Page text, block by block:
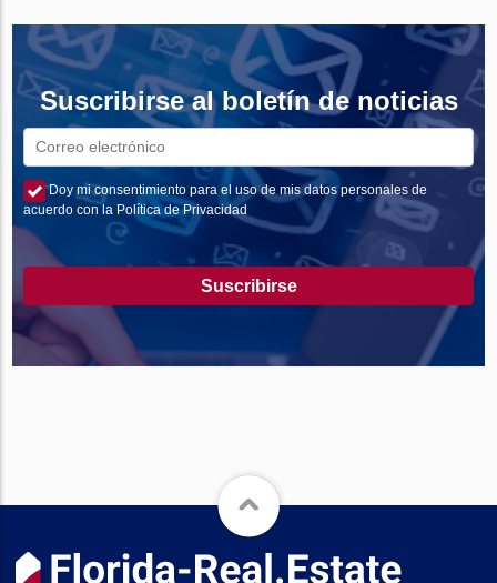
Suscribirse al boletín de noticias
Doy mi consentimiento para el uso de mis datos personales de
acuerdo con la Política de Privacidad
Suscribirse